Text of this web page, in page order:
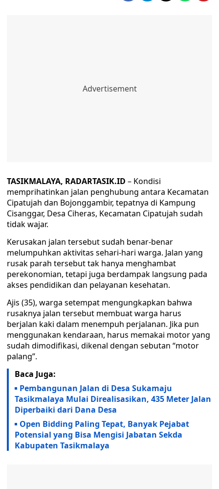
TASIKMALAYA, RADARTASIK.ID – Kondisi
memprihatinkan jalan penghubung antara Kecamatan
Cipatujah dan Bojonggambir, tepatnya di Kampung
Cisanggar, Desa Ciheras, Kecamatan Cipatujah sudah
tidak wajar.
Kerusakan jalan tersebut sudah benar-benar
melumpuhkan aktivitas sehari-hari warga. Jalan yang
rusak parah tersebut tak hanya menghambat
perekonomian, tetapi juga berdampak langsung pada
akses pendidikan dan pelayanan kesehatan.
Ajis (35), warga setempat mengungkapkan bahwa
rusaknya jalan tersebut membuat warga harus
berjalan kaki dalam menempuh perjalanan. Jika pun
menggunakan kendaraan, harus memakai motor yang
sudah dimodifikasi, dikenal dengan sebutan “motor
palang”.
Baca Juga:
Pembangunan Jalan di Desa Sukamaju
Tasikmalaya Mulai Direalisasikan, 435 Meter Jalan
Diperbaiki dari Dana Desa
Open Bidding Paling Tepat, Banyak Pejabat
Potensial yang Bisa Mengisi Jabatan Sekda
Kabupaten Tasikmalaya